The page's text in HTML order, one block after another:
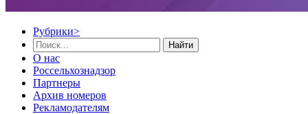
Рубрики>
Найти
О нас
Россельхознадзор
Партнеры
Архив номеров
Рекламодателям